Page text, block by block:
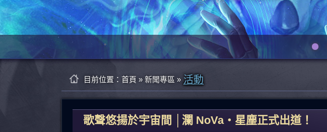
目前位置： 首頁 » 新聞專區 » 活動
歌聲悠揚於宇宙間 │瀾 NoVa‧星塵正式出道！